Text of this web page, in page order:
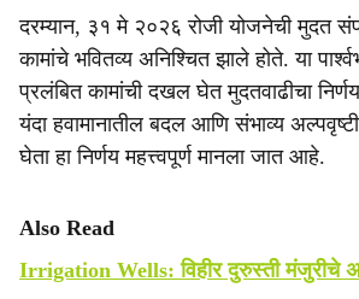
दरम्यान, ३१ मे २०२६ रोजी योजनेची मुदत
कामांचे भवितव्य अनिश्चित झाले होते. या
प्रलंबित कामांची दखल घेत मुदतवाढीचा
यंदा हवामानातील बदल आणि संभाव्य
घेता हा निर्णय महत्त्वपूर्ण मानला जात आहे.
Also Read
Irrigation Wells: विहीर दुरुस्ती मंजुरीचे